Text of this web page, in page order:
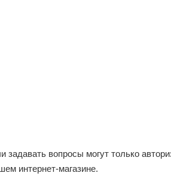
задавать вопросы могут только
интернет-магазине.